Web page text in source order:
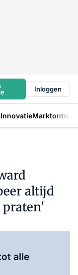
Inloggen
Innovatie
altijd
praten'
alle